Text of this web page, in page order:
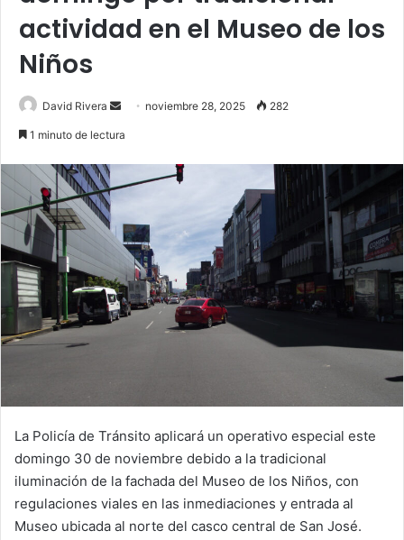
actividad en el Museo de los
Niños
David Rivera
Send noviembre 28, 2025 282
1 minuto de lectura
La Policía de Tránsito aplicará un operativo especial este
domingo 30 de noviembre debido a la tradicional
iluminación de la fachada del Museo de los Niños, con
regulaciones viales en las inmediaciones y entrada al
Museo ubicada al norte del casco central de San José.